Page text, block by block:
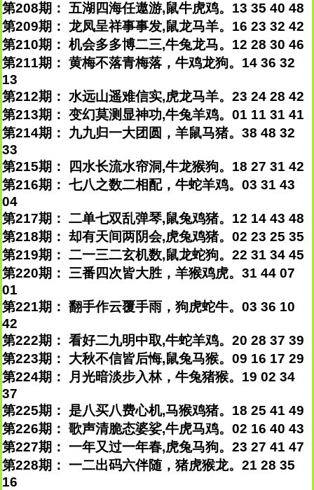
第208期： 五湖四海任遨游,鼠牛虎鸡。13 35 40 48
第209期： 龙凤呈祥事事发,鼠龙马羊。16 23 32 42
第210期： 机会多多博二三,牛兔龙马。12 28 30 46
第211期： 黄梅不落青梅落，牛鸡龙狗。14 36 32
13
第212期： 水远山遥难信实,虎龙马羊。23 24 28 42
第213期： 变幻莫测显神功,牛兔羊鸡。01 11 31 41
第214期： 九九归一大团圆，羊鼠马猪。38 48 32
33
第215期： 四水长流水帘洞,牛龙猴狗。18 27 31 42
第216期： 七八之数二相配，牛蛇羊鸡。03 31 43
04
第217期： 二单七双乱弹琴,鼠兔鸡猪。12 14 43 48
第218期： 却有天间两阴会,虎兔鸡猪。02 23 25 35
第219期： 二一三二玄机数,鼠龙蛇狗。22 31 34 45
第220期： 三番四次皆大胜，羊猴鸡虎。31 44 07
01
第221期： 翻手作云覆手雨，狗虎蛇牛。03 36 10
42
第222期： 看好二九明中取,牛蛇羊鸡。20 28 37 39
第223期： 大秋不信皆后悔,鼠兔马猴。09 16 17 29
第224期： 月光暗淡步入林，牛兔猪猴。19 02 34
37
第225期： 是八买八费心机,马猴鸡猪。18 25 41 49
第226期： 歌声清脆态婆娑,牛虎马鸡。02 16 40 43
第227期： 一年又过一年春,虎兔马狗。23 27 41 47
第228期： 一二出码六伴随，猪虎猴龙。21 28 35
16